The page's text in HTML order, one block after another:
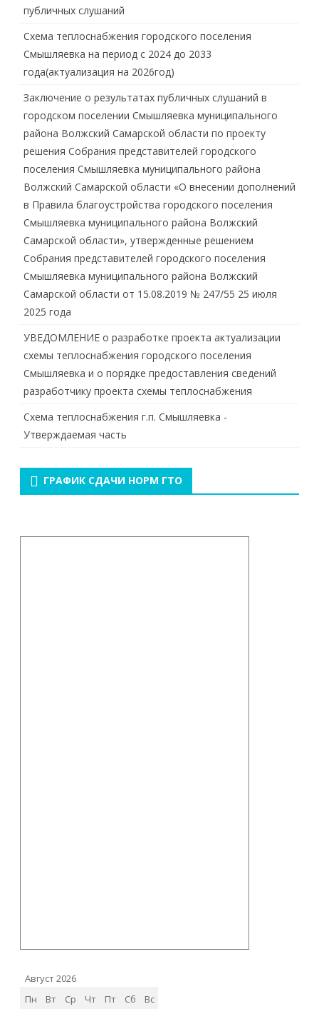
публичных слушаний
Схема теплоснабжения городского поселения
Смышляевка на период с 2024 до 2033
года(актуализация на 2026год)
Заключение о результатах публичных слушаний в
городском поселении Смышляевка муниципального
района Волжский Самарской области по проекту
решения Собрания представителей городского
поселения Смышляевка муниципального района
Волжский Самарской области «О внесении дополнений
в Правила благоустройства городского поселения
Смышляевка муниципального района Волжский
Самарской области», утвержденные решением
Собрания представителей городского поселения
Смышляевка муниципального района Волжский
Самарской области от 15.08.2019 № 247/55 25 июля
2025 года
УВЕДОМЛЕНИЕ о разработке проекта актуализации
схемы теплоснабжения городского поселения
Смышляевка и о порядке предоставления сведений
разработчику проекта схемы теплоснабжения
Схема теплоснабжения г.п. Смышляевка -
Утверждаемая часть
ГРАФИК СДАЧИ НОРМ ГТО
Август 2026
Пн
Вт Ср Чт Пт Сб
Вс